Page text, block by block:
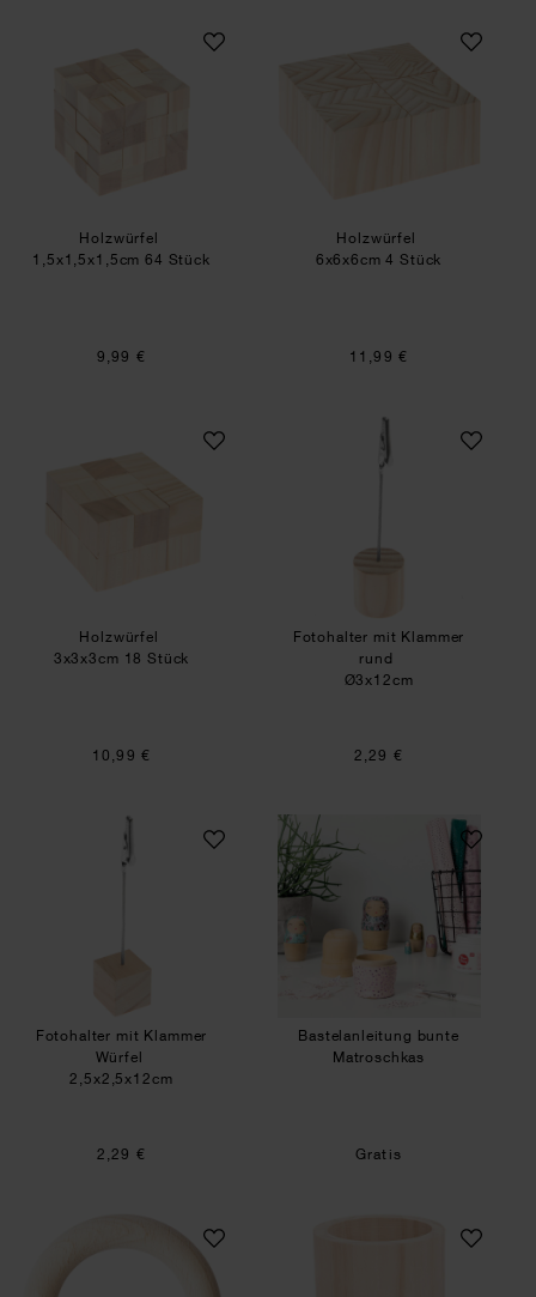
Holzwürfel
Holzwürfel
1,5x1,5x1,5cm 64 Stück
9,99 €
Holzwürfel
Holzwürfel
6x6x6cm 4 Stück
11,99 €
Holzwürfel
Holzwürfel
3x3x3cm 18 Stück
10,99 €
Fotohalter mit
Fotohalter mit Klammer
rund
Ø3x12cm
2,29 €
Fotohalter mit Klammer Würfel
Fotohalter mit Klammer
Würfel
2,5x2,5x12cm
2,29 €
Bastelanleitung
Bastelanleitung bunte
Matroschkas
Gratis
Holzring für Rassel Natur Stiftehalter rund